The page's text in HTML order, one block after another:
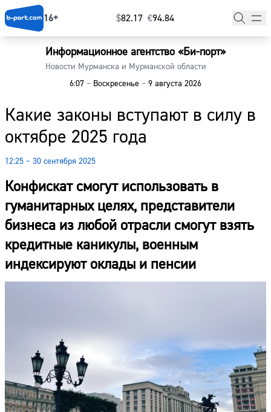
16+ $⁠82.17 €⁠94.84
Информационное агентство «Би-порт»
Новости Мурманска и Мурманской области
6:07 – Воскресенье – 9 августа 2026
Какие законы вступают в силу в
октябре 2025 года
12:25 – 30 сентября 2025
Конфискат смогут использовать в
гуманитарных целях, представители
бизнеса из любой отрасли смогут взять
кредитные каникулы, военным
индексируют оклады и пенсии
Главная
Наши гости
Фоторепортажи
Погода
Курсы валют